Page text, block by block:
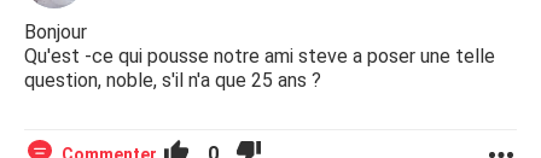
Bonjour
Qu'est -ce qui pousse notre ami steve a poser une telle
question, noble, s'il n'a que 25 ans ?